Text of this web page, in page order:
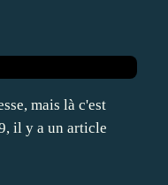
mais là c'est
il y a un article